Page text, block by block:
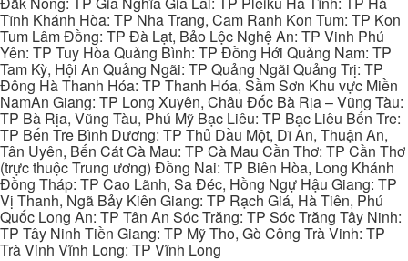
Tĩnh Khánh Hòa: TP Nha Trang, Cam Ranh Kon Tum: TP Kon
Tum Lâm Đồng: TP Đà Lạt, Bảo Lộc Nghệ An: TP Vinh Phú
Yên: TP Tuy Hòa Quảng Bình: TP Đồng Hới Quảng Nam: TP
Tam Kỳ, Hội An Quảng Ngãi: TP Quảng Ngãi Quảng Trị: TP
Đông Hà Thanh Hóa: TP Thanh Hóa, Sầm Sơn Khu vực Miền
NamAn Giang: TP Long Xuyên, Châu Đốc Bà Rịa – Vũng Tàu:
TP Bà Rịa, Vũng Tàu, Phú Mỹ Bạc Liêu: TP Bạc Liêu Bến Tre:
TP Bến Tre Bình Dương: TP Thủ Dầu Một, Dĩ An, Thuận An,
Tân Uyên, Bến Cát Cà Mau: TP Cà Mau Cần Thơ: TP Cần Thơ
(trực thuộc Trung ương) Đồng Nai: TP Biên Hòa, Long Khánh
Đồng Tháp: TP Cao Lãnh, Sa Đéc, Hồng Ngự Hậu Giang: TP
Vị Thanh, Ngã Bảy Kiên Giang: TP Rạch Giá, Hà Tiên, Phú
Quốc Long An: TP Tân An Sóc Trăng: TP Sóc Trăng Tây Ninh:
TP Tây Ninh Tiền Giang: TP Mỹ Tho, Gò Công Trà Vinh: TP
Trà Vinh Vĩnh Long: TP Vĩnh Long